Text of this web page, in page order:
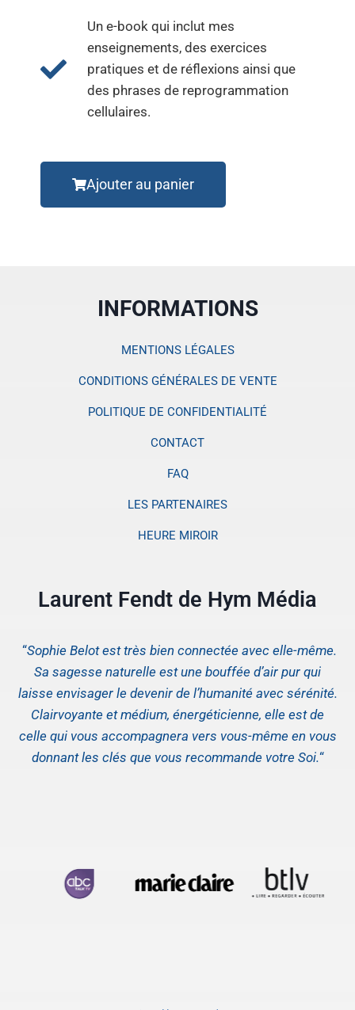
Un e-book qui inclut mes
enseignements, des exercices
pratiques et de réflexions ainsi que
des phrases de reprogrammation
cellulaires.
Ajouter au panier
INFORMATIONS
MENTIONS LÉGALES
CONDITIONS GÉNÉRALES DE VENTE
POLITIQUE DE CONFIDENTIALITÉ
CONTACT
FAQ
LES PARTENAIRES
HEURE MIROIR
Laurent Fendt de Hym Média
“Sophie Belot est très bien connectée avec elle-même.
Sa sagesse naturelle est une bouffée d’air pur qui
laisse envisager le devenir de l’humanité avec sérénité.
Clairvoyante et médium, énergéticienne, elle est de
celle qui vous accompagnera vers vous-même en vous
donnant les clés que vous recommande votre Soi.“